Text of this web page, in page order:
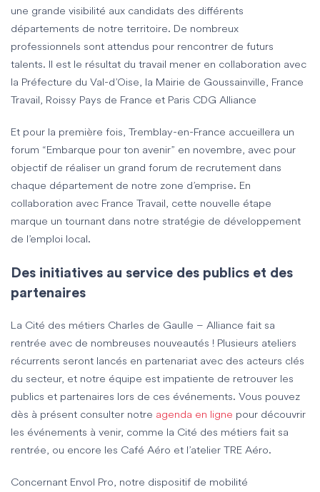
une grande visibilité aux candidats des différents
départements de notre territoire. De nombreux
professionnels sont attendus pour rencontrer de futurs
talents. Il est le résultat du travail mener en collaboration avec
la Préfecture du Val-d’Oise, la Mairie de Goussainville, France
Travail, Roissy Pays de France et Paris CDG Alliance
Et pour la première fois, Tremblay-en-France accueillera un
forum “Embarque pour ton avenir” en novembre, avec pour
objectif de réaliser un grand forum de recrutement dans
chaque département de notre zone d’emprise. En
collaboration avec France Travail, cette nouvelle étape
marque un tournant dans notre stratégie de développement
de l’emploi local.
Des initiatives au service des publics et des
partenaires
La Cité des métiers Charles de Gaulle – Alliance fait sa
rentrée avec de nombreuses nouveautés ! Plusieurs ateliers
récurrents seront lancés en partenariat avec des acteurs clés
du secteur, et notre équipe est impatiente de retrouver les
publics et partenaires lors de ces événements. Vous pouvez
dès à présent consulter notre agenda en ligne pour découvrir
les événements à venir, comme la Cité des métiers fait sa
rentrée, ou encore les Café Aéro et l’atelier TRE Aéro.
Concernant Envol Pro, notre dispositif de mobilité